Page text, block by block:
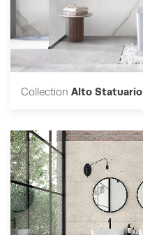
Collection Alto Statuario